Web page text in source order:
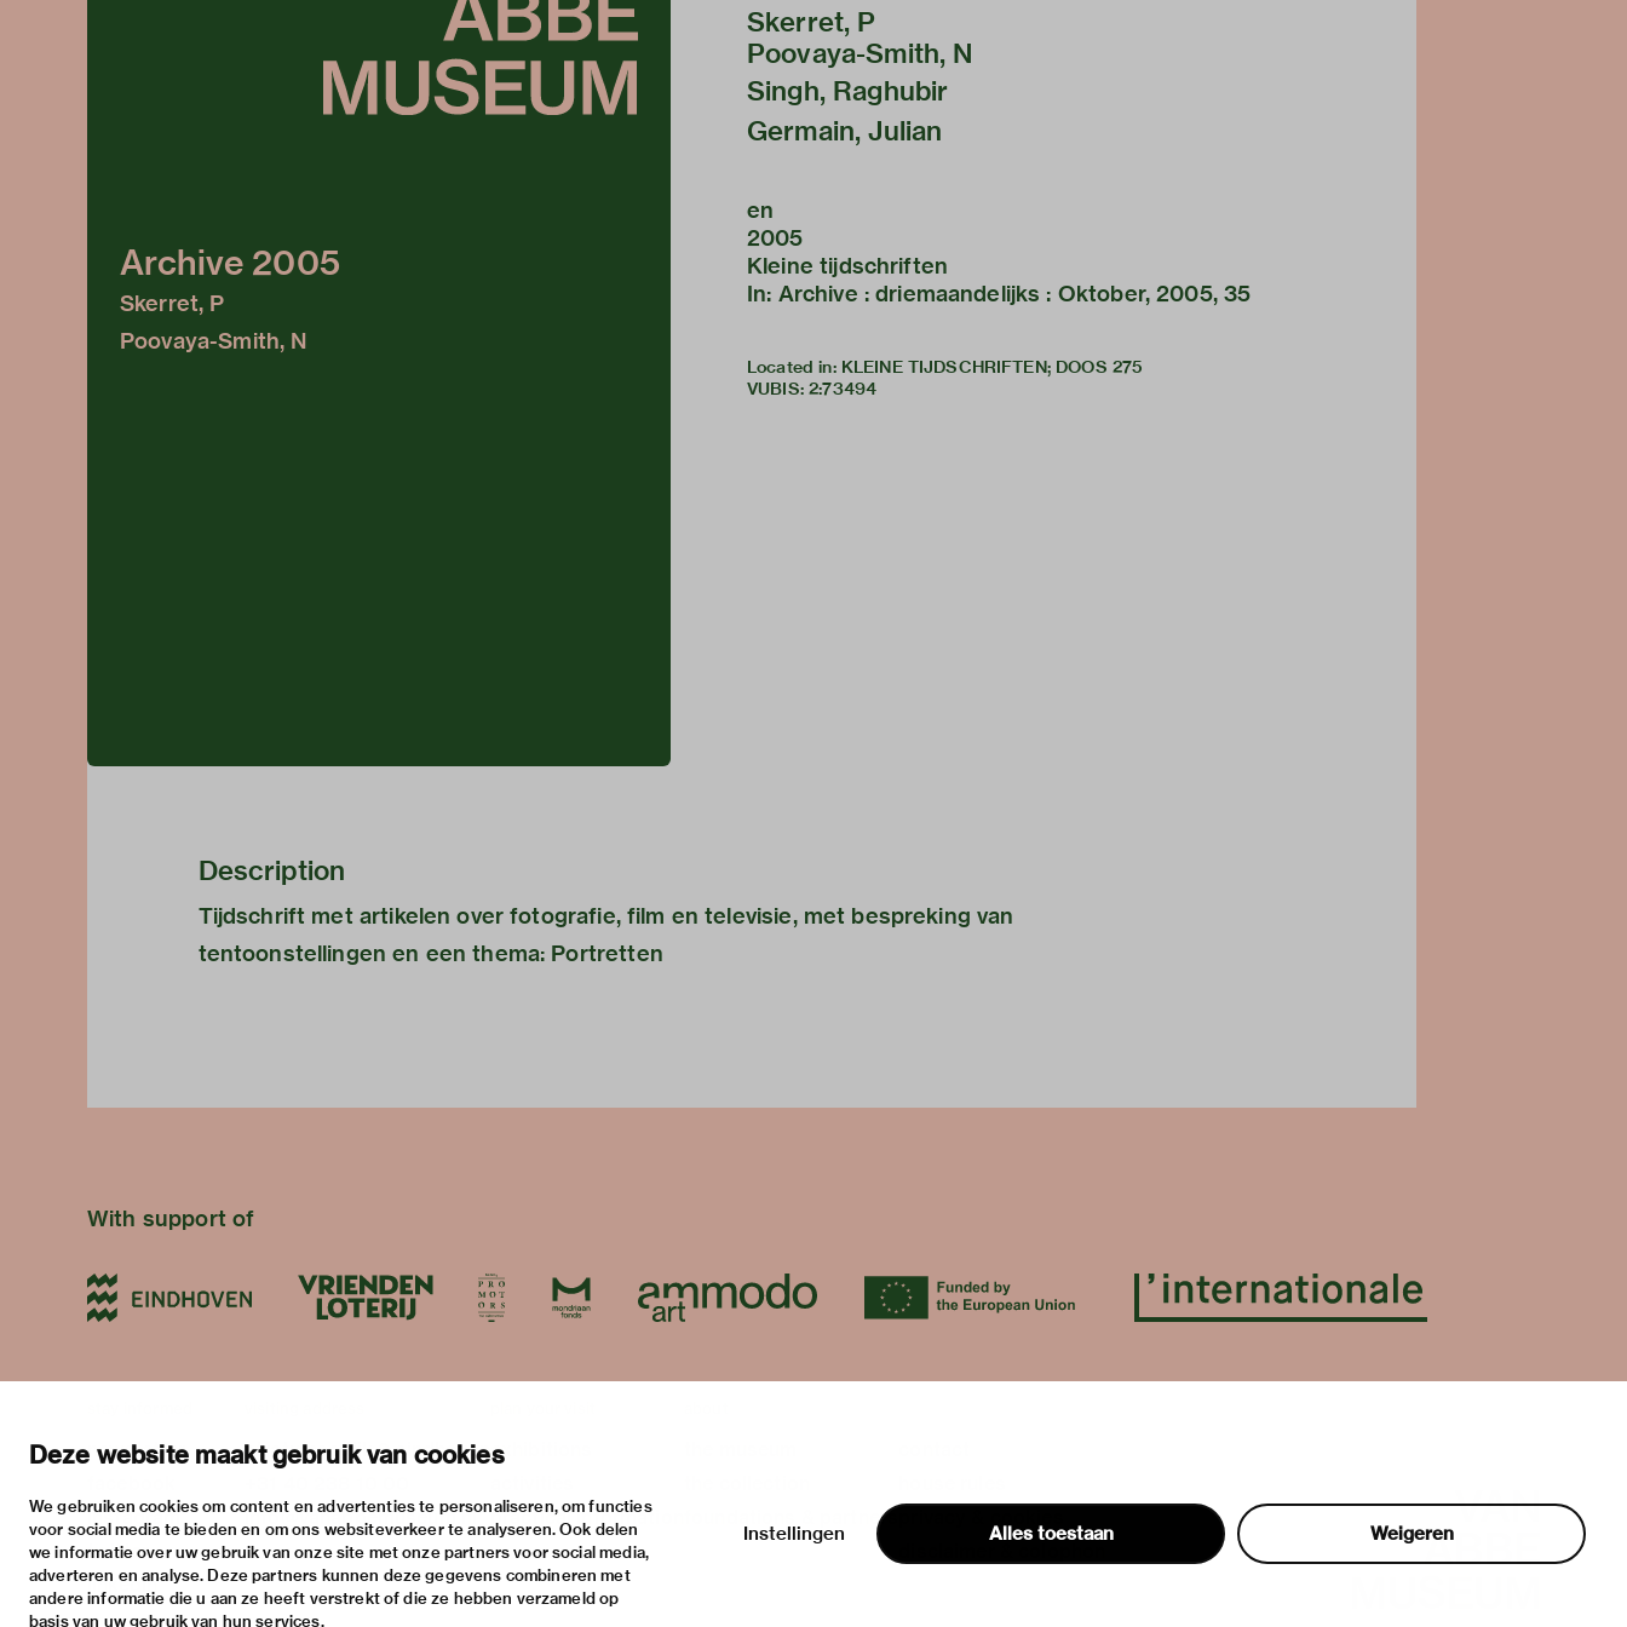
Deze website maakt gebruik van cookies
We gebruiken cookies om content en advertenties te personaliseren, om functies
voor social media te bieden en om ons websiteverkeer te analyseren. Ook delen
we informatie over uw gebruik van onze site met onze partners voor social media,
adverteren en analyse. Deze partners kunnen deze gegevens combineren met
andere informatie die u aan ze heeft verstrekt of die ze hebben verzameld op
basis van uw gebruik van hun services.
Alles toestaan Weigeren
Instellingen
Archive 2005
Skerret, P
Poovaya-Smith, N
Skerret, P
Poovaya-Smith, N
Singh, Raghubir
Germain, Julian
en
2005
Kleine tijdschriften
In: Archive : driemaandelijks : Oktober, 2005, 35
Located in: KLEINE TIJDSCHRIFTEN; DOOS 275
VUBIS: 2:73494
Description
Tijdschrift met artikelen over fotografie, film en televisie, met bespreking van
tentoonstellingen en een thema: Portretten
With support of
newsletter
instagram
twitter
linkedin
stratumsedijk 2 eindhoven
info@vanabbemuseum.nl
exhibitions
practical information
foundations & partners